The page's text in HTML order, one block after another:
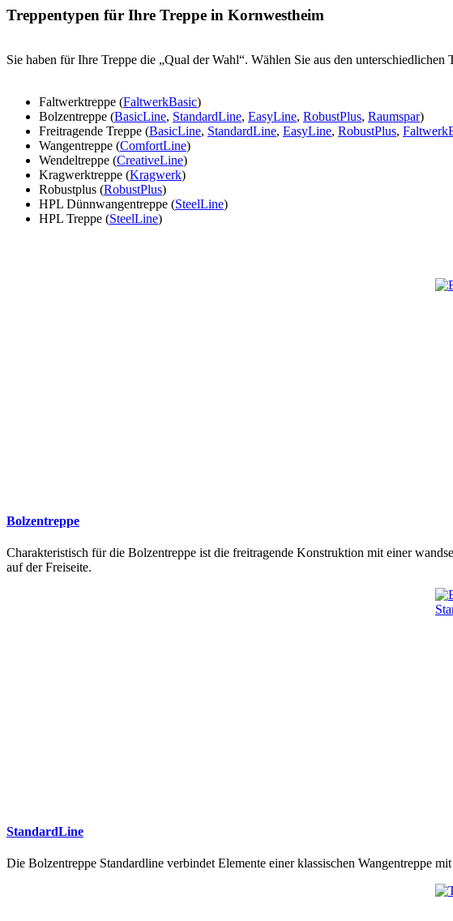
Treppentypen für Ihre Treppe in Kornwestheim
Sie haben für Ihre Treppe die „Qual der Wahl“. Wählen Sie aus den unterschiedlichen
Faltwerktreppe (FaltwerkBasic)
Bolzentreppe (BasicLine, StandardLine, EasyLine, RobustPlus, Raumspar)
Freitragende Treppe (BasicLine, StandardLine, EasyLine, RobustPlus,
Wangentreppe (ComfortLine)
Wendeltreppe (CreativeLine)
Kragwerktreppe (Kragwerk)
Robustplus (RobustPlus)
HPL Dünnwangentreppe (SteelLine)
HPL Treppe (SteelLine)
Bolzentreppe
Charakteristisch für die Bolzentreppe ist die freitragende Konstruktion mit einer
auf der Freiseite.
StandardLine
Die Bolzentreppe Standardline verbindet Elemente einer klassischen Wangentreppe